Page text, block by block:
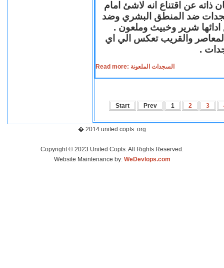
ذاته عن اقتناع انه لاشئ امام
ضد المنطق البشري وضد
ادائها شرير وخبيث وملعون .
المعاصر والقريب تعكس الي اي
.
Read more: السجدات الملعونة
Start Prev 1 2 3
� 2014 united copts .org
Copyright © 2023 United Copts. All Rights Reserved.
Website Maintenance by: WeDevlops.com